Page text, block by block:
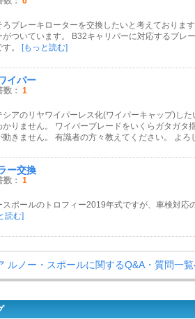
ろブレーキローターを交換したいと考えておりま
がついています。 B32キャリパーに対応するブレ
。
[もっと読む]
イパー
： 1
シアのリヤワイパーレス化(ワイパーキャップ)し
かりません。 ワイパーブレードをいくらガタガ
動きません。 有識者の方々教えてください。 よろ
ー交換
： 1
スポールのトロフィー2019年式ですが、車検対応
読む]
ルノー・スポールに関するQ&A・質問一